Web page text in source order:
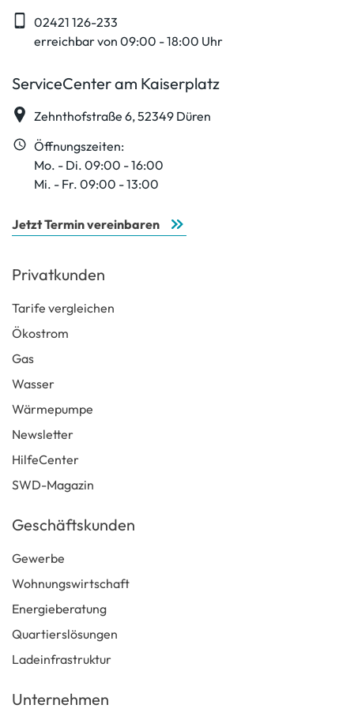
02421 126-233
erreichbar von 09:00 - 18:00 Uhr
ServiceCenter am Kaiserplatz
Zehnthofstraße 6, 52349 Düren
Öffnungszeiten:
Mo. - Di. 09:00 - 16:00
Mi. - Fr. 09:00 - 13:00
Jetzt Termin vereinbaren
Privatkunden
Tarife vergleichen
Ökostrom
Gas
Wasser
Wärmepumpe
Newsletter
HilfeCenter
SWD-Magazin
Geschäftskunden
Gewerbe
Wohnungswirtschaft
Energieberatung
Quartierslösungen
Ladeinfrastruktur
Unternehmen